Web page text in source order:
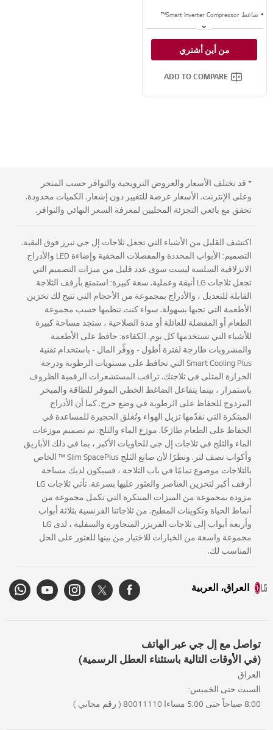
ضاغط Smart Inverter Compressor™
خاصية DoorCooling+™
من أين أشتري
ADD TO COMPARE
* قد تختلف الأسعار والعروض الترويجية والتوافر حسب المتجر
وعلى الإنترنت. الأسعار عرضة للتغيير دون إشعار. الكميات محدودة.
تحقق مع بائعي التجزئة المحليين لمعرفة السعر النهائي والتوافر.
اكتشف القليل من الأشياء التي تجعل ثلاجات إل جي تبرز فوق البقية.
التصميم: الأبواب المحددة والمفصلات المخفية وإضاءة LED والأدراج
الانزلاقية السلسة ليست سوى عدد قليل من ميزات التصميم التي
تجعل ثلاجات LG أنيقة وعملية. سعة كبيرة: استمتع بأرفف الثلاجة
القابلة للتعديل ، والأدراج بمجموعة من الأحجام التي تتيح لك تخزين
الأطعمة التي تحبها بسهولة. سواء كنت تنظمها حسب مجموعة
الطعام أو المفضلة للعائلة أو مدة الصلاحية ، ستجد مساحة كبيرة
للأشياء التي تستخدمها كل يوم. الكفاءة: حافظ على الأطعمة
والمشروبات طازجة لفترة أطول - ووفِّر المال - باستخدام تقنية
Smart Cooling Plus التي تحافظ على مستويات الرطوبة ودرجة
الحرارة المثلى في ثلاجتك. تراقب المستشعرات الرقمية الظروف
باستمرار ، بينما يتفاعل الضاغط الخطي الموفر للطاقة والمبخر
المزدوج للحفاظ على الرطوبة في وضع حرج. كما أن الأدراج
المبتكرة التي نقدّمها تزيل الهواء وتُغلق الحجيرة للمساعدة في
الحفاظ على الطعام طازجًا. موزع الماء والثلج: تم تصميم موزعات
الماء والثلج في ثلاجات إل جي للحاويات الأكبر ، بما في ذلك الأباريق
وأكواب نصف لتر. ونظرًا لأن صانع الثلج Slim SpacePlus ™ الخاص
بالثلاجات موضوع تمامًا في باب الثلاجة ، فسيكون لديك مساحة
أرفف أكبر لتخزين العناصر والعثور عليها بسرعة. تأتي ثلاجات LG
مزودة بمجموعة من الميزات المبتكرة التي تكمل مجموعة من
أنماط الحياة وتكوينات المطبخ. من ثلاجاتنا الفرنسية بثلاثة أبواب
وأربعة أبواب إلى ثلاجات الفريزر المتجاورة والسفلية ، لدى LG
مجموعة واسعة من الخيارات للاختيار من بينها للعثور على الحل
المناسب لك.
العراق، العربية
تواصل مع إل جي عبر الهاتف
(في الأوقات التالية باستثناء العطل الرسمية)
العراق
السبت حتى الخميس:
8:00 صباحاً حتى 5:00 مساءا 80011110 ( رقم مجاني )